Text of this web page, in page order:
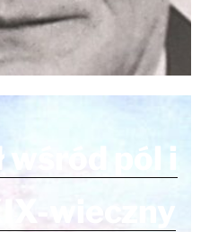
wśród pól i
wieczny